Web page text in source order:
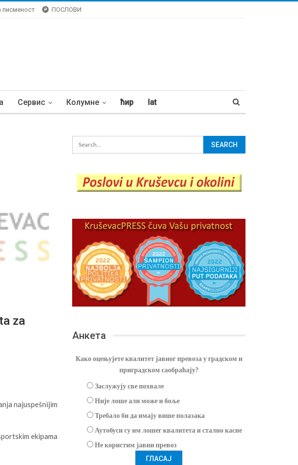
писменост ПОСЛОВИ
Сервис Колумне ћир lat
za
najuspešnijim
ekipama
Анкета
Како оцењујете квалитет јавног превоза у градском и
приградском саобраћају?
Заслужују све похвале
Није лоше али може и боље
Требало би да имају више полазака
Аутобуси су им лошег квалитета и стално касне
Не користим јавни превоз